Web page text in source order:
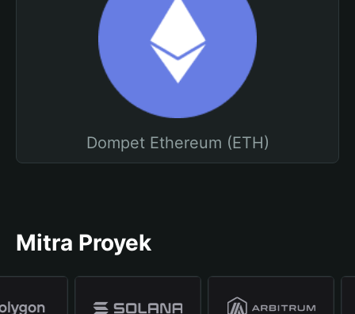
Dompet Ethereum (ETH)
Mitra Proyek